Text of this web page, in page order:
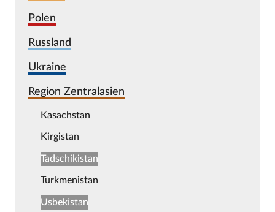
Polen
Russland
Ukraine
Region Zentralasien
Kasachstan
Kirgistan
Tadschikistan
Turkmenistan
Usbekistan